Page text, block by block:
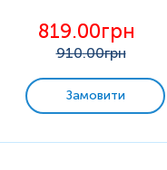
викликаючи нові
819.00грн
910.00грн
Замовити